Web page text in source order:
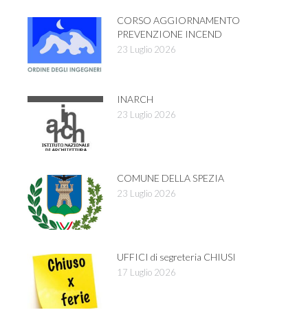
CORSO AGGIORNAMENTO
PREVENZIONE INCEND
23 Luglio 2026
INARCH
23 Luglio 2026
COMUNE DELLA SPEZIA
23 Luglio 2026
UFFICI di segreteria CHIUSI
17 Luglio 2026